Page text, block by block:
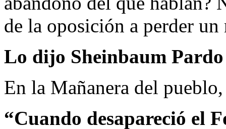
de la oposición a perder
Lo dijo Sheinbaum
En la Mañanera del
“Cuando desapareció el